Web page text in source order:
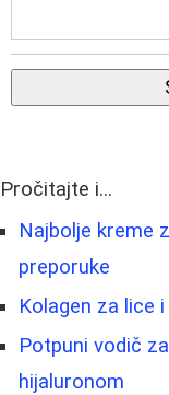
Pročitajte i...
Najbolje kreme
preporuke
Kolagen za lice
Potpuni vodič
hijaluronom